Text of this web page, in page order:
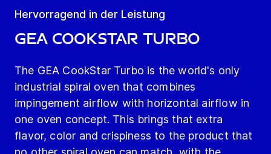
Hervorragend in der Leistung
GEA CookStar Turbo
The GEA CookStar Turbo is the world's only
industrial spiral oven that combines
impingement airflow with horizontal airflow in
one oven concept. This brings that extra
flavor, color and crispiness to the product that